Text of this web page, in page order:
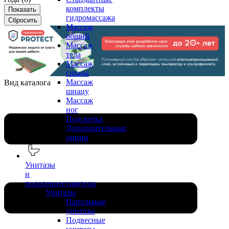
комплекты
гидромассажа
Массаж
общий
Массаж
тела
Массаж
спины
Массаж
шиацу
Массаж
ног
Подсветка
Дополнительные
опции
Унитазы
и
полотенцесушители
Унитазы
Напольные
унитазы
Подвесные
Вид каталога